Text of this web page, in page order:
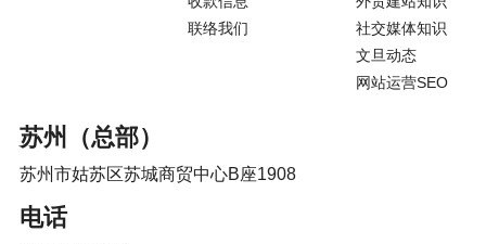
联络我们
社交媒体知识
文旦动态
网站运营SEO
苏州（总部）
苏州市姑苏区苏城商贸中心B座1908
电话